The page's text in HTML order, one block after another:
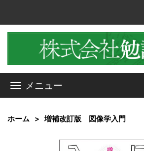
メニュー
ホーム 増補改訂版 図像学入門